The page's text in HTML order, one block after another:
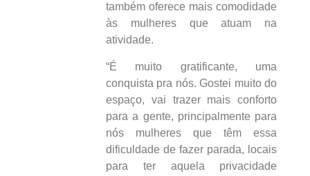
também oferece mais comodidade
às mulheres que atuam na
atividade.
“É muito gratificante, uma
conquista pra nós. Gostei muito do
espaço, vai trazer mais conforto
para a gente, principalmente para
nós mulheres que têm essa
dificuldade de fazer parada, locais
para ter aquela privacidade